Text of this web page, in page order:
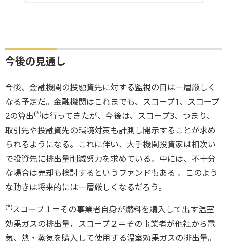
今後の見通し
今後、金融機関の投融資先に対する監視の目は一層厳しく
なる予定だ。金融機関はこれまでも、スコープ1、スコープ
2の算出(*)は行ってきたが、今後は、スコープ3、つまり、
取引先や投融資先の環境対策も計測し開示することが求め
られるようになる。これに伴い、大手機関投資家は相次い
で投資先に排出量削減努力を求めている。中には、不十分
な場合は売却も検討するというファンドもある 。このよう
な動きは将来的には一層厳しくなるだろう。
(*)スコープ１＝その事業者自身が燃料を購入して出す温室
効果ガスの排出量，スコープ２＝その事業者が他社から電
気、熱・蒸気を購入して使用する温室効果ガスの排出量。